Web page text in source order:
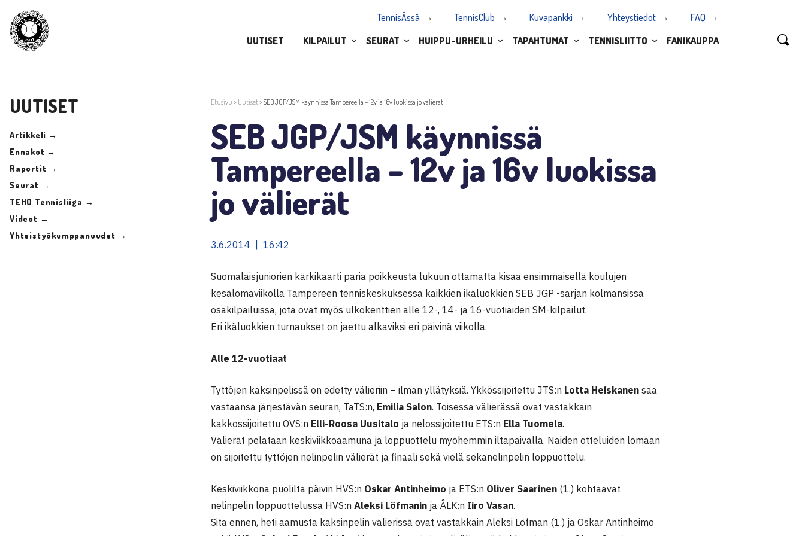
TennisÄssä TennisClub Kuvapankki Yhteystiedot
FAQ
UUTISET
KILPAILUT SEURAT HUIPPU-URHEILU TAPAHTUMAT TENNISLIITTO FANIKAUPPA
UUTISET
Artikkeli →
Ennakot →
Raportit →
Seurat →
TEHO Tennisliiga →
Videot →
Yhteistyökumppanuudet →
Etusivu > Uutiset>SEB JGP/JSM käynnissä Tampereella – 12v ja 16v luokissa jo välierät
SEB JGP/JSM käynnissä
Tampereella – 12v ja 16v luokissa
jo välierät
3.6.2014 | 16:42
Suomalaisjuniorien kärkikaarti paria poikkeusta lukuun ottamatta kisaa ensimmäisellä koulujen
kesälomaviikolla Tampereen tenniskeskuksessa kaikkien ikäluokkien SEB JGP -sarjan kolmansissa
osakilpailuissa, jota ovat myös ulkokenttien alle 12-, 14- ja 16-vuotiaiden SM-kilpailut.
Eri ikäluokkien turnaukset on jaettu alkaviksi eri päivinä viikolla.
Alle 12-vuotiaat
Tyttöjen kaksinpelissä on edetty välieriin – ilman yllätyksiä. Ykkössijoitettu JTS:n Lotta Heiskanen saa
vastaansa järjestävän seuran, TaTS:n, Emilia Salon. Toisessa välierässä ovat vastakkain
kakkossijoitettu OVS:n Elli-Roosa Uusitalo ja nelossijoitettu ETS:n Ella Tuomela.
Välierät pelataan keskiviikkoaamuna ja loppuottelu myöhemmin iltapäivällä. Näiden otteluiden lomaan
on sijoitettu tyttöjen nelinpelin välierät ja finaali sekä vielä sekanelinpelin loppuottelu.
Keskiviikkona puolilta päivin HVS:n Oskar Antinheimo ja ETS:n Oliver Saarinen (1.) kohtaavat
nelinpelin loppuottelussa HVS:n Aleksi Löfmanin ja ÅLK:n Iiro Vasan.
Sitä ennen, heti aamusta kaksinpelin välierissä ovat vastakkain Aleksi Löfman (1.) ja Oskar Antinheimo